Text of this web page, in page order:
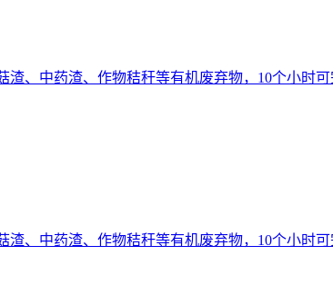
、中药渣、作物秸秆等有机废弃物，10个小时
、中药渣、作物秸秆等有机废弃物，10个小时